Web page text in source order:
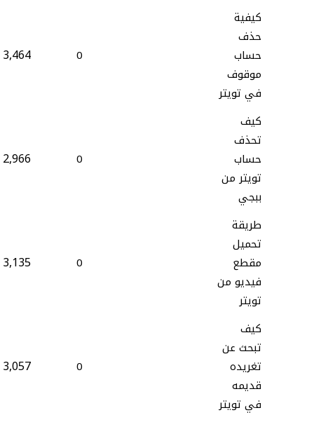
كيفية
حذف
حساب
موقوف
في تويتر
0
3,464
كيف
تحذف
حساب
تويتر من
ببجي
0
2,966
طريقة
تحميل
مقطع
فيديو من
تويتر
0
3,135
كيف
تبحث عن
تغريده
قديمه
في تويتر
0
3,057